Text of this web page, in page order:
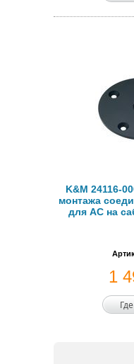
K&M 24116-
монтажа
для АС на
1